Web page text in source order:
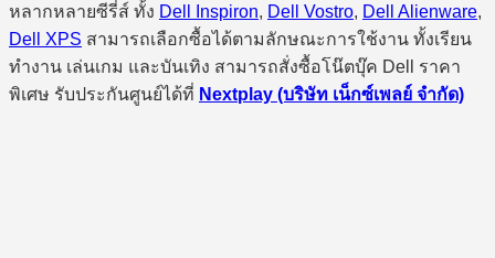
หลากหลายซีรี่ส์ ทั้ง Dell Inspiron, Dell Vostro, Dell Alienware,
Dell XPS สามารถเลือกซื้อได้ตามลักษณะการใช้งาน ทั้งเรียน
ทำงาน เล่นเกม และบันเทิง สามารถสั่งซื้อโน๊ตบุ๊ค Dell ราคา
พิเศษ รับประกันศูนย์ได้ที่ Nextplay (บริษัท เน็กซ์เพลย์ จำกัด)